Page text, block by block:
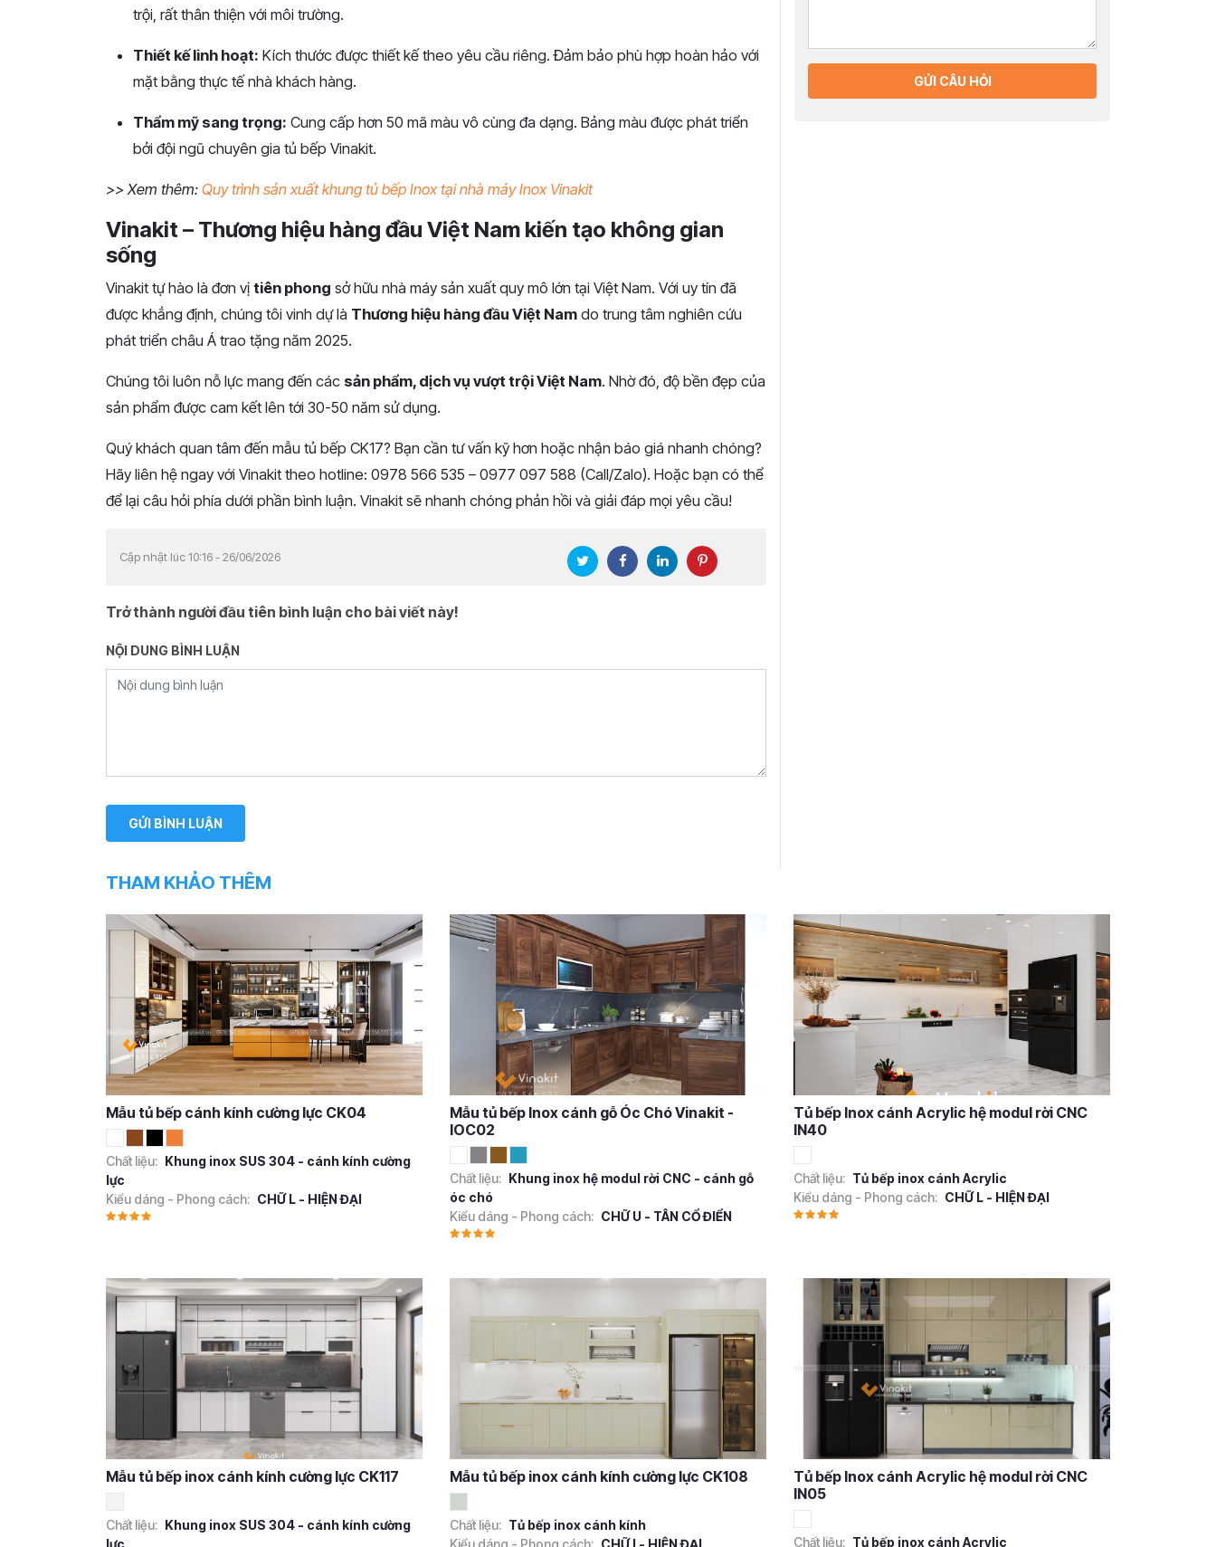
trội, rất thân thiện với môi trường.
Thiết kế linh hoạt: Kích thước được thiết kế theo yêu cầu riêng. Đảm bảo phù hợp hoàn hảo với
mặt bằng thực tế nhà khách hàng.
Thẩm mỹ sang trọng: Cung cấp hơn 50 mã màu vô cùng đa dạng. Bảng màu được phát triển
bởi đội ngũ chuyên gia tủ bếp Vinakit.
>> Xem thêm: Quy trình sản xuất khung tủ bếp Inox tại nhà máy Inox Vinakit
Vinakit – Thương hiệu hàng đầu Việt Nam kiến tạo không gian
sống
Vinakit tự hào là đơn vị tiên phong sở hữu nhà máy sản xuất quy mô lớn tại Việt Nam. Với uy tín đã
được khẳng định, chúng tôi vinh dự là Thương hiệu hàng đầu Việt Nam do trung tâm nghiên cứu
phát triển châu Á trao tặng năm 2025.
Chúng tôi luôn nỗ lực mang đến các sản phẩm, dịch vụ vượt trội Việt Nam. Nhờ đó, độ bền đẹp của
sản phẩm được cam kết lên tới 30-50 năm sử dụng.
Quý khách quan tâm đến mẫu tủ bếp CK17? Bạn cần tư vấn kỹ hơn hoặc nhận báo giá nhanh chóng?
Hãy liên hệ ngay với Vinakit theo hotline: 0978 566 535 – 0977 097 588 (Call/Zalo). Hoặc bạn có thể
để lại câu hỏi phía dưới phần bình luận. Vinakit sẽ nhanh chóng phản hồi và giải đáp mọi yêu cầu!
Cập nhật lúc 10:16 - 26/06/2026
Trở thành người đầu tiên bình luận cho bài viết này!
NỘI DUNG BÌNH LUẬN
GỬI CÂU HỎI
THAM KHẢO THÊM
Mẫu tủ bếp cánh kính cường lực CK04
Chất liệu: Khung inox SUS 304 - cánh kính cường
lực
Kiểu dáng - Phong cách: CHỮ L - HIỆN ĐẠI
Mẫu tủ bếp Inox cánh gỗ Óc Chó Vinakit -
IOC02
Chất liệu: Khung inox hệ modul rời CNC - cánh gỗ
óc chó
Kiểu dáng - Phong cách: CHỮ U - TÂN CỔ ĐIỂN
Tủ bếp Inox cánh Acrylic hệ modul rời CNC
IN40
Chất liệu: Tủ bếp inox cánh Acrylic
Kiểu dáng - Phong cách: CHỮ L - HIỆN ĐẠI
Mẫu tủ bếp inox cánh kính cường lực CK117
Chất liệu: Khung inox SUS 304 - cánh kính cường
lực
Mẫu tủ bếp inox cánh kính cường lực CK108
Chất liệu: Tủ bếp inox cánh kính
Kiểu dáng - Phong cách: CHỮ I - HIỆN ĐẠI
Tủ bếp Inox cánh Acrylic hệ modul rời CNC
IN05
Chất liệu: Tủ bếp inox cánh Acrylic